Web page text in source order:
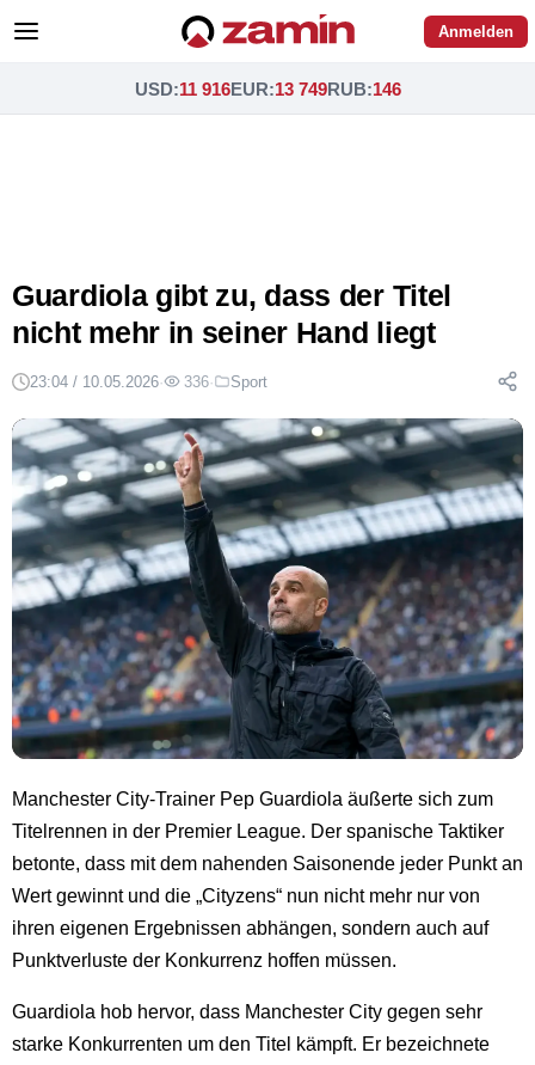
Anmelden
USD:11 916EUR:13 749RUB:146
Guardiola gibt zu, dass der Titel
nicht mehr in seiner Hand liegt
23:04 / 10.05.2026· 336· Sport
Manchester City-Trainer Pep Guardiola äußerte sich zum
Titelrennen in der Premier League. Der spanische Taktiker
betonte, dass mit dem nahenden Saisonende jeder Punkt an
Wert gewinnt und die „Cityzens“ nun nicht mehr nur von
ihren eigenen Ergebnissen abhängen, sondern auch auf
Punktverluste der Konkurrenz hoffen müssen.
Guardiola hob hervor, dass Manchester City gegen sehr
starke Konkurrenten um den Titel kämpft. Er bezeichnete